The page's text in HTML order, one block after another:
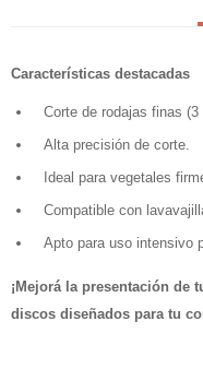
Características destacadas
Corte de rodajas finas (3
Alta precisión de corte.
Ideal para vegetales
Compatible con
Apto para uso intensivo
¡Mejorá la presentación de
discos diseñados para tu